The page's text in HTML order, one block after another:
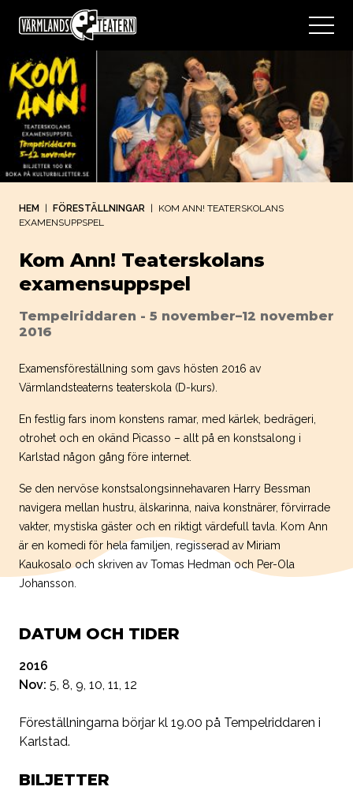
HEM | FÖRESTÄLLNINGAR |
KOM ANN! TEATERSKOLANS
EXAMENSUPPSPEL
Kom Ann! Teaterskolans
examensuppspel
Tempelriddaren - 5 november–12 november
2016
Examensföreställning som gavs hösten 2016 av
Värmlandsteaterns teaterskola (D-kurs).
En festlig fars inom konstens ramar, med kärlek, bedrägeri,
otrohet och en okänd Picasso – allt på en konstsalong i
Karlstad någon gång före internet.
Se den nervöse konstsalongsinnehavaren Harry Bessman
navigera mellan hustru, älskarinna, naiva konstnärer, förvirrade
vakter, mystiska gäster och en riktigt värdefull tavla. Kom Ann
är en komedi för hela familjen, regisserad av Miriam
Kaukosalo och skriven av Tomas Hedman och Per-Ola
Johansson.
DATUM OCH TIDER
2016
Nov: 5, 8, 9, 10, 11, 12
Föreställningarna börjar kl 19.00 på Tempelriddaren i
Karlstad.
BILJETTER